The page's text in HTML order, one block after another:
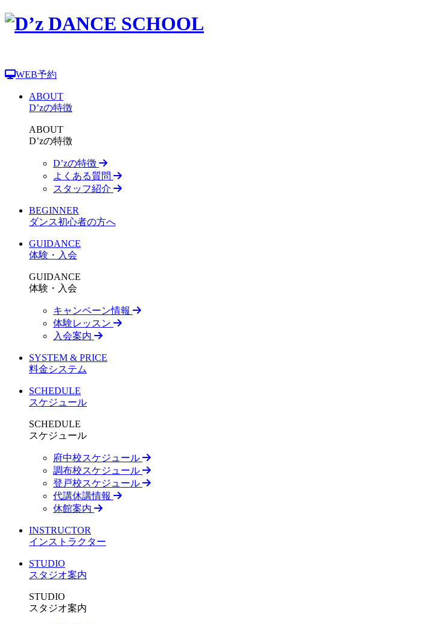
WEB予約
ABOUT
D’zの特徴
ABOUT
D’zの特徴
D’zの特徴
よくある質問
スタッフ紹介
BEGINNER
ダンス初心者の方へ
GUIDANCE
体験・入会
GUIDANCE
体験・入会
キャンペーン情報
体験レッスン
入会案内
SYSTEM & PRICE
料金システム
SCHEDULE
スケジュール
SCHEDULE
スケジュール
府中校スケジュール
調布校スケジュール
登戸校スケジュール
代講休講情報
休館案内
INSTRUCTOR
インストラクター
STUDIO
スタジオ案内
STUDIO
スタジオ案内